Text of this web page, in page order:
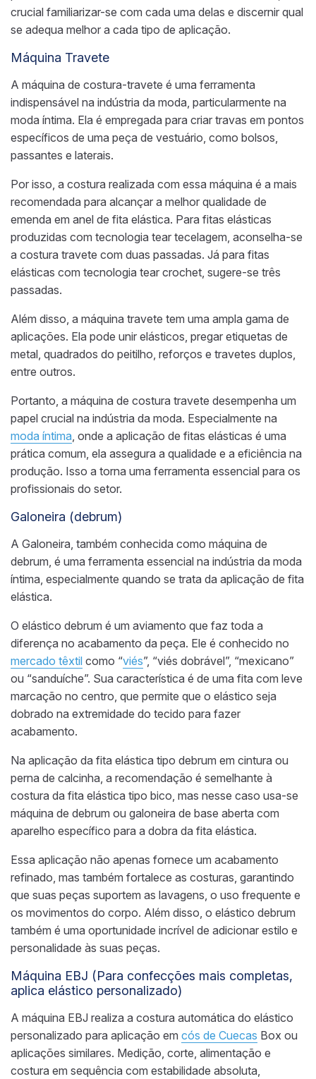
crucial familiarizar-se com cada uma delas e discernir qual
se adequa melhor a cada tipo de aplicação.
Máquina Travete
A máquina de costura-travete é uma ferramenta
indispensável na indústria da moda, particularmente na
moda íntima. Ela é empregada para criar travas em pontos
específicos de uma peça de vestuário, como bolsos,
passantes e laterais.
Por isso, a costura realizada com essa máquina é a mais
recomendada para alcançar a melhor qualidade de
emenda em anel de fita elástica. Para fitas elásticas
produzidas com tecnologia tear tecelagem, aconselha-se
a costura travete com duas passadas. Já para fitas
elásticas com tecnologia tear crochet, sugere-se três
passadas.
Além disso, a máquina travete tem uma ampla gama de
aplicações. Ela pode unir elásticos, pregar etiquetas de
metal, quadrados do peitilho, reforços e travetes duplos,
entre outros.
Portanto, a máquina de costura travete desempenha um
papel crucial na indústria da moda. Especialmente na
moda íntima, onde a aplicação de fitas elásticas é uma
prática comum, ela assegura a qualidade e a eficiência na
produção. Isso a torna uma ferramenta essencial para os
profissionais do setor.
Galoneira (debrum)
A Galoneira, também conhecida como máquina de
debrum, é uma ferramenta essencial na indústria da moda
íntima, especialmente quando se trata da aplicação de fita
elástica.
O elástico debrum é um aviamento que faz toda a
diferença no acabamento da peça. Ele é conhecido no
mercado têxtil como “viés”, “viés dobrável”, “mexicano”
ou “sanduíche”. Sua característica é de uma fita com leve
marcação no centro, que permite que o elástico seja
dobrado na extremidade do tecido para fazer
acabamento.
Na aplicação da fita elástica tipo debrum em cintura ou
perna de calcinha, a recomendação é semelhante à
costura da fita elástica tipo bico, mas nesse caso usa-se
máquina de debrum ou galoneira de base aberta com
aparelho específico para a dobra da fita elástica.
Essa aplicação não apenas fornece um acabamento
refinado, mas também fortalece as costuras, garantindo
que suas peças suportem as lavagens, o uso frequente e
os movimentos do corpo. Além disso, o elástico debrum
também é uma oportunidade incrível de adicionar estilo e
personalidade às suas peças.
Máquina EBJ (Para confecções mais completas,
aplica elástico personalizado)
A máquina EBJ realiza a costura automática do elástico
personalizado para aplicação em cós de Cuecas Box ou
aplicações similares. Medição, corte, alimentação e
costura em sequência com estabilidade absoluta,